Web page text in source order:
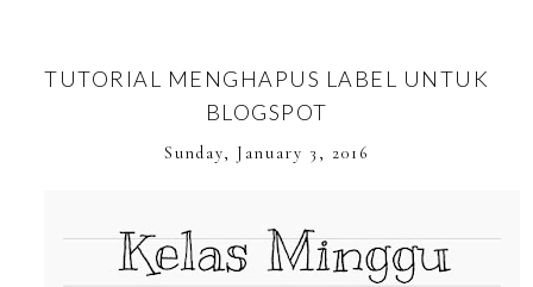
TUTORIAL MENGHAPUS LABEL UNTUK
BLOGSPOT
Sunday, January 3, 2016